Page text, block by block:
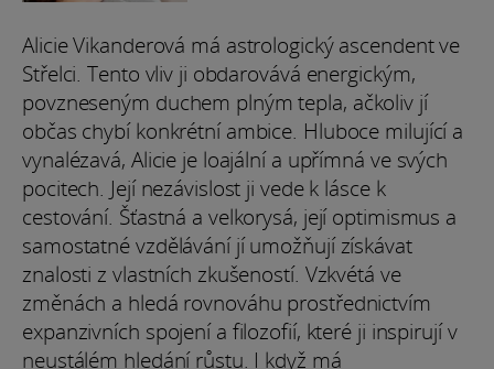
Alicie Vikanderová má astrologický ascendent ve
Střelci. Tento vliv ji obdarovává energickým,
povzneseným duchem plným tepla, ačkoliv jí
občas chybí konkrétní ambice. Hluboce milující a
vynalézavá, Alicie je loajální a upřímná ve svých
pocitech. Její nezávislost ji vede k lásce k
cestování. Šťastná a velkorysá, její optimismus a
samostatné vzdělávání jí umožňují získávat
znalosti z vlastních zkušeností. Vzkvétá ve
změnách a hledá rovnováhu prostřednictvím
expanzivních spojení a filozofií, které ji inspirují v
neustálém hledání růstu. I když má